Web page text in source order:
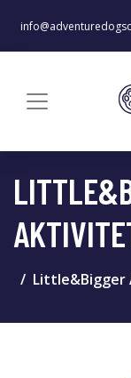
Little&Bigger